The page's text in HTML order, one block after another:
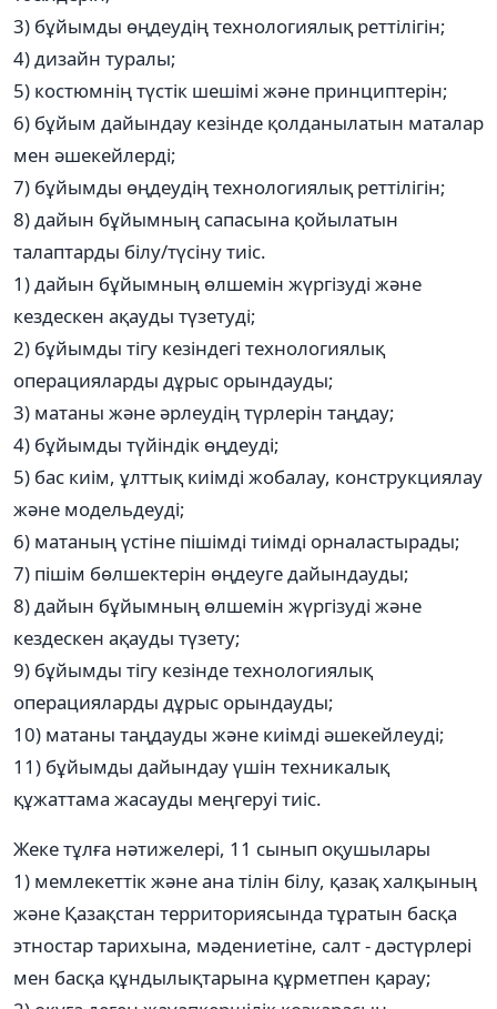
3) бұйымды өңдеудің технологиялық реттілігін;
4) дизайн туралы;
5) костюмнің түстік шешімі және принциптерін;
6) бұйым дайындау кезінде қолданылатын маталар
мен әшекейлерді;
7) бұйымды өңдеудің технологиялық реттілігін;
8) дайын бұйымның сапасына қойылатын
талаптарды білу/түсіну тиіс.
1) дайын бұйымның өлшемін жүргізуді және
кездескен ақауды түзетуді;
2) бұйымды тігу кезіндегі технологиялық
операцияларды дұрыс орындауды;
3) матаны және әрлеудің түрлерін таңдау;
4) бұйымды түйіндік өңдеуді;
5) бас киім, ұлттық киімді жобалау, конструкциялау
және модельдеуді;
6) матаның үстіне пішімді тиімді орналастырады;
7) пішім бөлшектерін өңдеуге дайындауды;
8) дайын бұйымның өлшемін жүргізуді және
кездескен ақауды түзету;
9) бұйымды тігу кезінде технологиялық
операцияларды дұрыс орындауды;
10) матаны таңдауды және киімді әшекейлеуді;
11) бұйымды дайындау үшін техникалық
құжаттама жасауды меңгеруі тиіс.
Жеке тұлға нәтижелері, 11 сынып оқушылары
1) мемлекеттік және ана тілін білу, қазақ халқының
және Қазақстан территориясында тұратын басқа
этностар тарихына, мәдениетіне, салт - дәстүрлері
мен басқа құндылықтарына құрметпен қарау;